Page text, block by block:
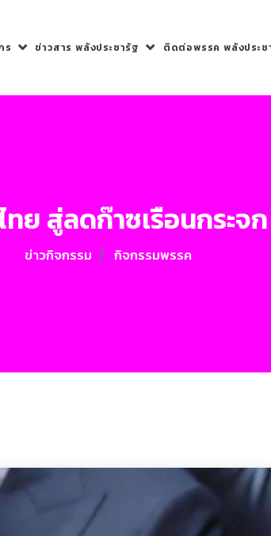
ร ข่าวสาร พลังประชารัฐ ติดต่อพรรค พลังประช
ทย สู่ลดก๊าซเรือนกระ
ข่าวกิจกรรม กิจกรรมพรรค